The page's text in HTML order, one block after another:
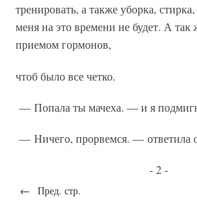
тренировать, а также уборка,
меня на это времени не будет. А так
приемом гормонов,
чтоб было все четко.
— Попала ты мачеха. — и я
— Ничего, прорвемся. — ответила
- 2 -
← Пред. стр.